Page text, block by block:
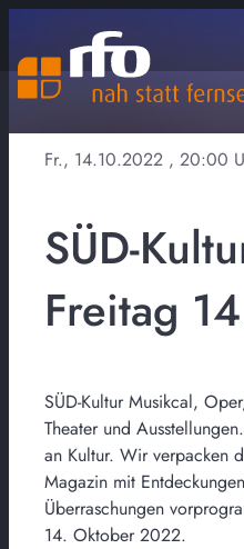
Fr., 14.10.2022 , 20:00
SÜD-
Freitag
SÜD-Kultur Musikcal,
Theater und
an Kultur. Wir verpacken
Magazin mit
Überraschungen
14. Oktober 2022.